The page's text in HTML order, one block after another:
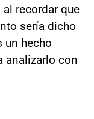
recordar que
sería dicho
un hecho
analizarlo con